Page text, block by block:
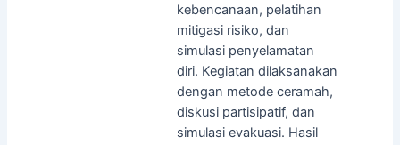
kebencanaan, pelatihan
mitigasi risiko, dan
simulasi penyelamatan
diri. Kegiatan dilaksanakan
dengan metode ceramah,
diskusi partisipatif, dan
simulasi evakuasi. Hasil